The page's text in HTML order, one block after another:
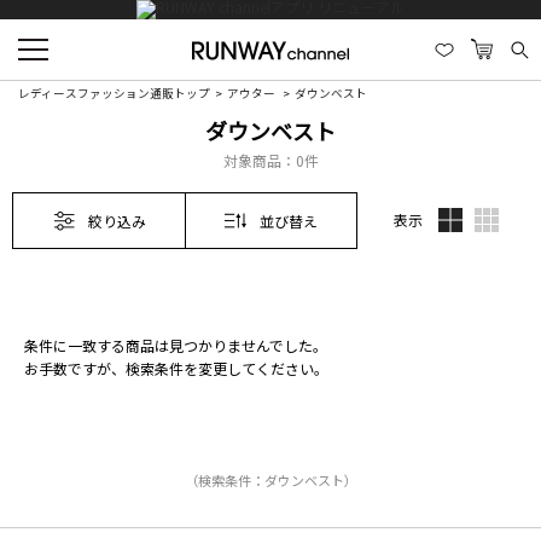
レディースファッション通販トップ アウター ダウンベスト
ダウンベスト
対象商品： 0件
絞り込み 並び替え 表示
条件に一致する商品は見つかりませんでした。
お手数ですが、検索条件を変更してください。
（検索条件：ダウンベスト）